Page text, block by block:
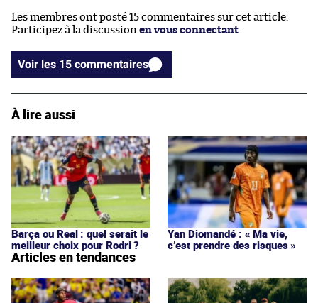
Les membres ont posté 15 commentaires sur cet article.
Participez à la discussion en vous connectant
Voir les 15 commentaires
À lire aussi
Barça ou Real : quel serait le
meilleur choix pour Rodri ?
Yan Diomandé : « Ma vie,
c’est prendre des risques »
Articles en tendances